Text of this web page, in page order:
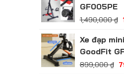
GF005PE
1,490,000₫
Xe đạp
GoodFit
899,000₫